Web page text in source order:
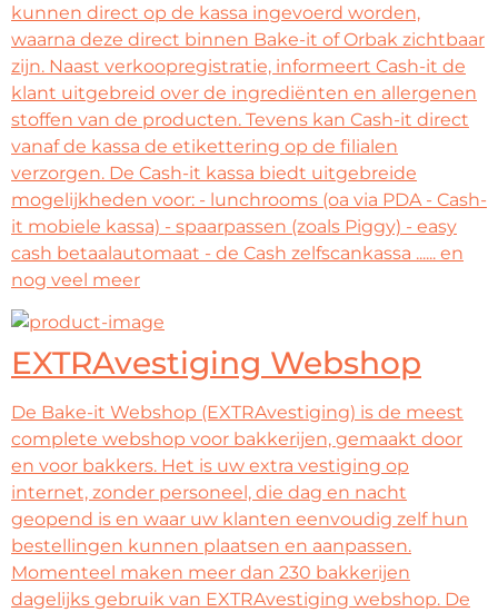
kunnen direct op de kassa ingevoerd worden,
waarna deze direct binnen Bake-it of Orbak zichtbaar
zijn. Naast verkoopregistratie, informeert Cash-it de
klant uitgebreid over de ingrediënten en allergenen
stoffen van de producten. Tevens kan Cash-it direct
vanaf de kassa de etikettering op de filialen
verzorgen. De Cash-it kassa biedt uitgebreide
mogelijkheden voor: - lunchrooms (oa via PDA - Cash-
it mobiele kassa) - spaarpassen (zoals Piggy) - easy
cash betaalautomaat - de Cash zelfscankassa ...... en
nog veel meer
EXTRAvestiging Webshop
De Bake-it Webshop (EXTRAvestiging) is de meest
complete webshop voor bakkerijen, gemaakt door
en voor bakkers. Het is uw extra vestiging op
internet, zonder personeel, die dag en nacht
geopend is en waar uw klanten eenvoudig zelf hun
bestellingen kunnen plaatsen en aanpassen.
Momenteel maken meer dan 230 bakkerijen
dagelijks gebruik van EXTRAvestiging webshop. De